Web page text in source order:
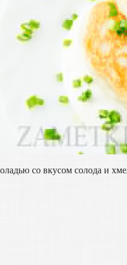
со вкусом солода и